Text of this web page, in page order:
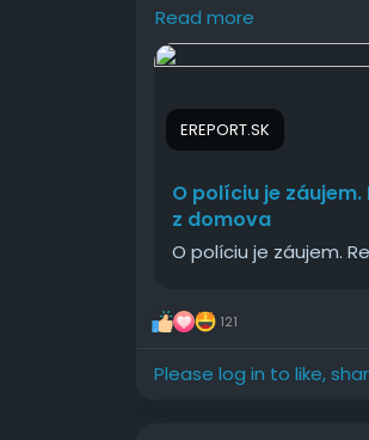
#políciu#záujem
Read more
EREPORT.SK
O políciu je
z domova
O políciu je záujem.
121
Please log in to like,